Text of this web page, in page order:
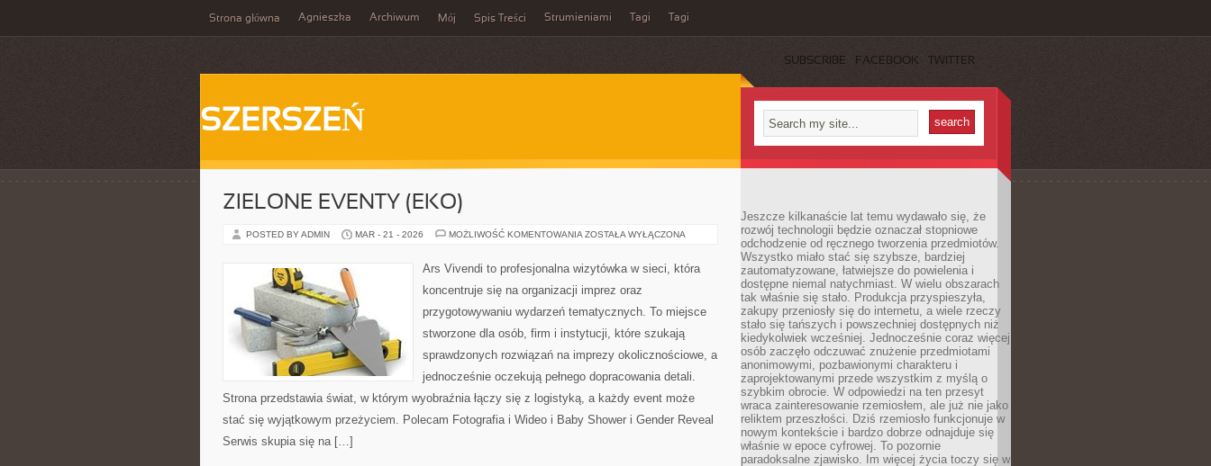
Strona główna Agnieszka Archiwum Mój Spis Treści Strumieniami Tagi Tagi
SUBSCRIBE FACEBOOK TWITTER
SZERSZEŃ
ZIELONE EVENTY (EKO)
POSTED BY ADMIN MAR - 21 - 2026 MOŻLIWOŚĆ KOMENTOWANIA ZIELONE
ZOSTAŁA WYŁĄCZONA
Ars Vivendi to profesjonalna wizytówka w sieci, która
koncentruje się na organizacji imprez oraz
przygotowywaniu wydarzeń tematycznych. To miejsce
stworzone dla osób, firm i instytucji, które szukają
sprawdzonych rozwiązań na imprezy okolicznościowe, a
jednocześnie oczekują pełnego dopracowania detali.
Strona przedstawia świat, w którym wyobraźnia łączy się z logistyką, a każdy event może
stać się wyjątkowym przeżyciem. Polecam Fotografia i Wideo i Baby Shower i Gender Reveal
Serwis skupia się na […]
Jeszcze kilkanaście lat temu wydawało się, że
rozwój technologii będzie oznaczał stopniowe
odchodzenie od ręcznego tworzenia przedmiotów.
Wszystko miało stać się szybsze, bardziej
zautomatyzowane, łatwiejsze do powielenia i
dostępne niemal natychmiast. W wielu obszarach
tak właśnie się stało. Produkcja przyspieszyła,
zakupy przeniosły się do internetu, a wiele rzeczy
stało się tańszych i powszechniej dostępnych niż
kiedykolwiek wcześniej. Jednocześnie coraz więcej
osób zaczęło odczuwać znużenie przedmiotami
anonimowymi, pozbawionymi charakteru i
zaprojektowanymi przede wszystkim z myślą o
szybkim obrocie. W odpowiedzi na ten przesyt
wraca zainteresowanie rzemiosłem, ale już nie jako
reliktem przeszłości. Dziś rzemiosło funkcjonuje w
nowym kontekście i bardzo dobrze odnajduje się
właśnie w epoce cyfrowej. To pozornie
paradoksalne zjawisko. Im więcej życia toczy się w